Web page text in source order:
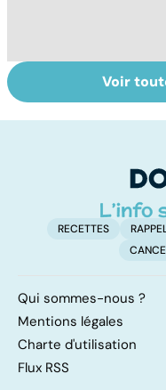
Pollution : quand
le danger vient
Voir
RECETTES
Qui sommes-nous ?
Mentions légales
Charte d'utilisation
Flux RSS